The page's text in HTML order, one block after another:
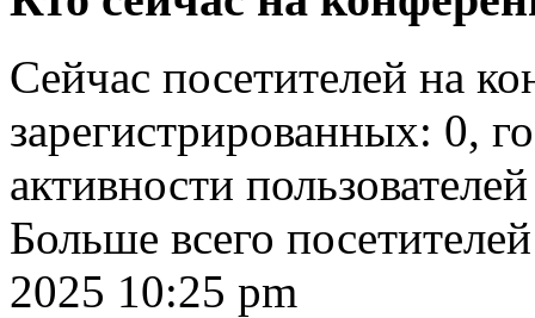
Сейчас посетителей на
зарегистрированных: 0,
активности
Больше всего
2025 10:25 pm